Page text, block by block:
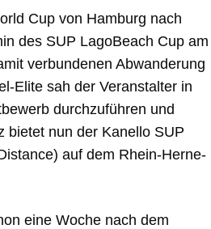
Cup von Hamburg nach
des SUP LagoBeach Cup am
verbundenen Abwanderung
Elite sah der Veranstalter in
durchzuführen und
bietet nun der Kanello SUP
auf dem Rhein-Herne-
eine Woche nach dem